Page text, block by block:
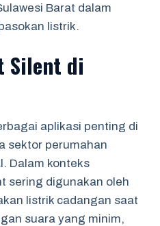
Barat dalam
listrik.
Silent di
aplikasi penting di
sektor perumahan
Dalam konteks
sering digunakan oleh
listrik cadangan saat
suara yang minim,